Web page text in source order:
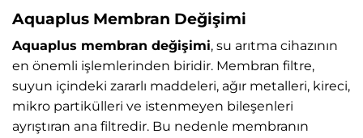
Aquaplus Membran Değişimi
Aquaplus membran değişimi, su arıtma cihazının
en önemli işlemlerinden biridir. Membran filtre,
suyun içindeki zararlı maddeleri, ağır metalleri, kireci,
mikro partikülleri ve istenmeyen bileşenleri
ayrıştıran ana filtredir. Bu nedenle membranın